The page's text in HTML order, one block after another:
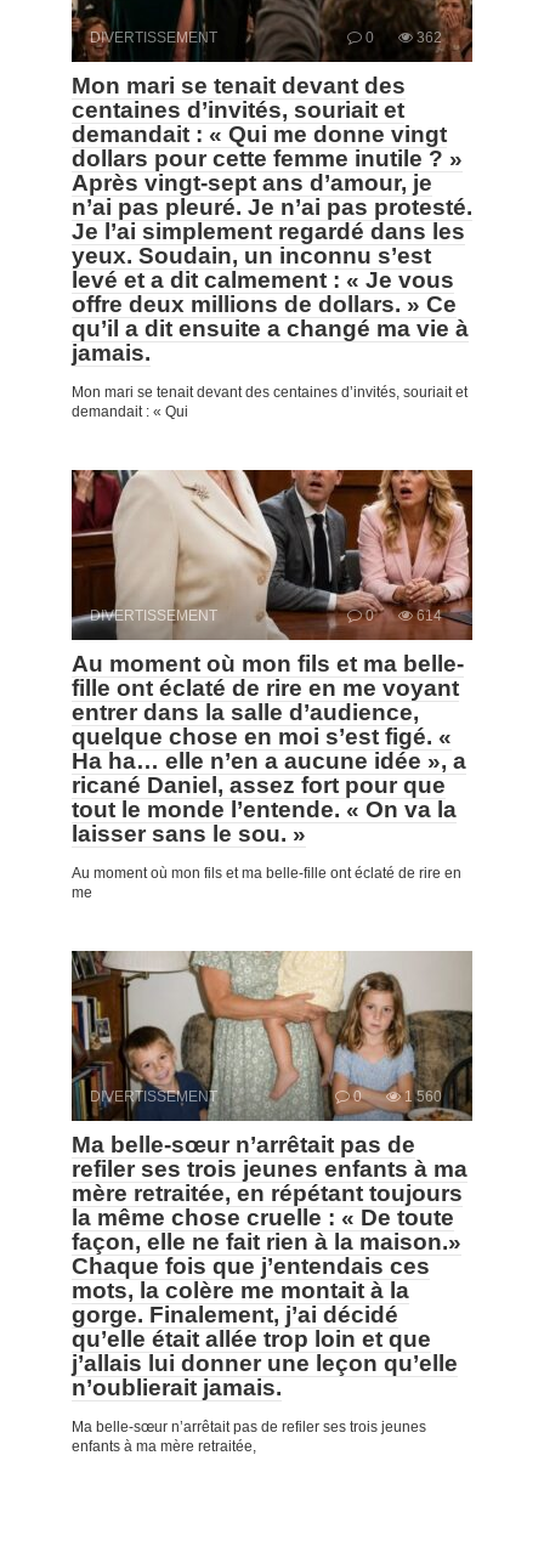
DIVERTISSEMENT 0 362
Mon mari se tenait devant des
centaines d’invités, souriait et
demandait : « Qui me donne vingt
dollars pour cette femme inutile ? »
Après vingt-sept ans d’amour, je
n’ai pas pleuré. Je n’ai pas protesté.
Je l’ai simplement regardé dans les
yeux. Soudain, un inconnu s’est
levé et a dit calmement : « Je vous
offre deux millions de dollars. » Ce
qu’il a dit ensuite a changé ma vie à
jamais.
Mon mari se tenait devant des centaines d’invités, souriait et
demandait : « Qui
DIVERTISSEMENT 0 614
Au moment où mon fils et ma belle-
fille ont éclaté de rire en me voyant
entrer dans la salle d’audience,
quelque chose en moi s’est figé. «
Ha ha… elle n’en a aucune idée », a
ricané Daniel, assez fort pour que
tout le monde l’entende. « On va la
laisser sans le sou. »
Au moment où mon fils et ma belle-fille ont éclaté de rire en
me
DIVERTISSEMENT 0 1 560
Ma belle-sœur n’arrêtait pas de
refiler ses trois jeunes enfants à ma
mère retraitée, en répétant toujours
la même chose cruelle : « De toute
façon, elle ne fait rien à la maison.»
Chaque fois que j’entendais ces
mots, la colère me montait à la
gorge. Finalement, j’ai décidé
qu’elle était allée trop loin et que
j’allais lui donner une leçon qu’elle
n’oublierait jamais.
Ma belle-sœur n’arrêtait pas de refiler ses trois jeunes
enfants à ma mère retraitée,